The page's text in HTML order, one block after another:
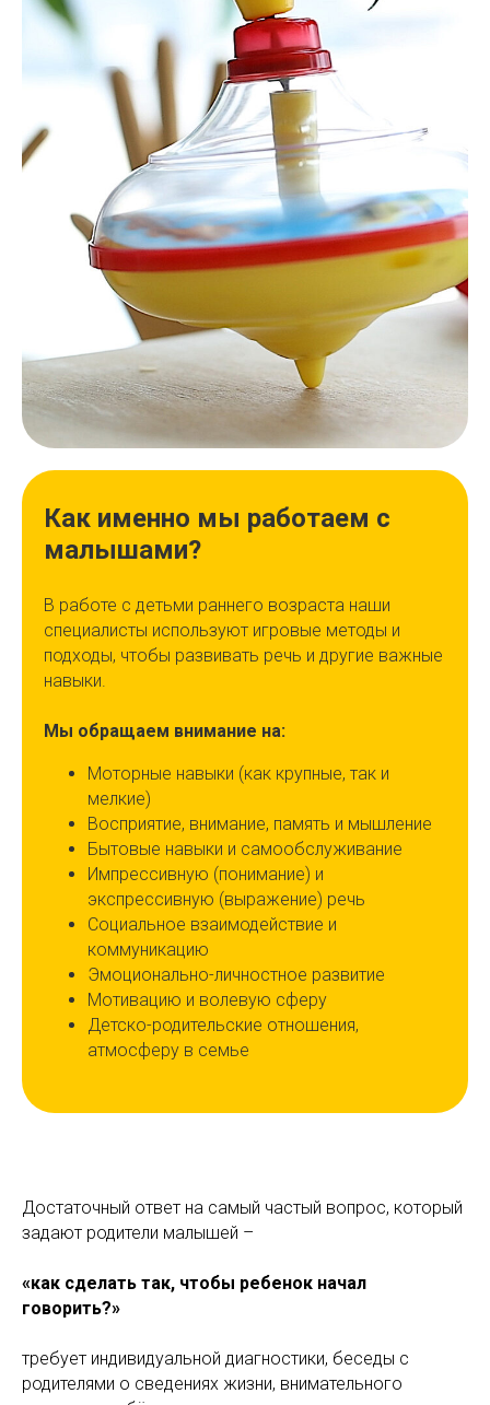
Как именно мы работаем с
малышами?
В работе с детьми раннего возраста наши
специалисты используют игровые методы и
подходы, чтобы развивать речь и другие важные
навыки.
Мы обращаем внимание на:
Моторные навыки (как крупные, так и
мелкие)
Восприятие, внимание, память и мышление
Бытовые навыки и самообслуживание
Импрессивную (понимание) и
экспрессивную (выражение) речь
Социальное взаимодействие и
коммуникацию
Эмоционально-личностное развитие
Мотивацию и волевую сферу
Детско-родительские отношения,
атмосферу в семье
Достаточный ответ на самый частый вопрос, который
задают родители малышей –
«как сделать так, чтобы ребенок начал
говорить?»
требует индивидуальной диагностики, беседы с
родителями о сведениях жизни, внимательного